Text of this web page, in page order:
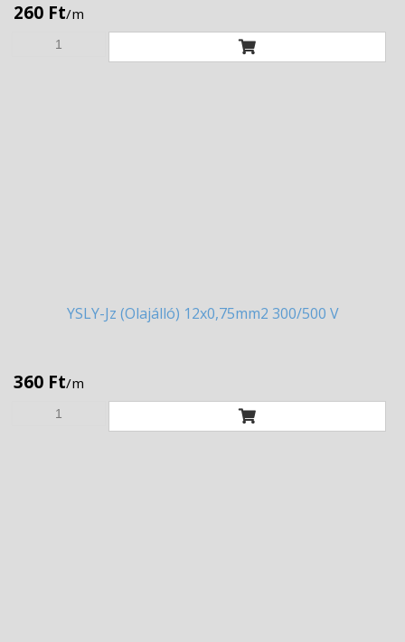
260 Ft/m
YSLY-Jz (Olajálló) 12x0,75mm2 300/500 V
360 Ft/m